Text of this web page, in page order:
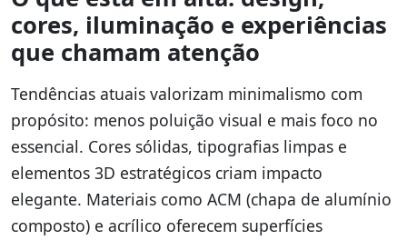
cores, iluminação e experiências
que chamam atenção
Tendências atuais valorizam minimalismo com
propósito: menos poluição visual e mais foco no
essencial. Cores sólidas, tipografias limpas e
elementos 3D estratégicos criam impacto
elegante. Materiais como ACM (chapa de alumínio
composto) e acrílico oferecem superfícies